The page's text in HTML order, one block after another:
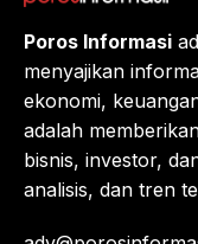
Poros Informasi
menyajikan
ekonomi,
adalah
bisnis, investor,
analisis, dan tren